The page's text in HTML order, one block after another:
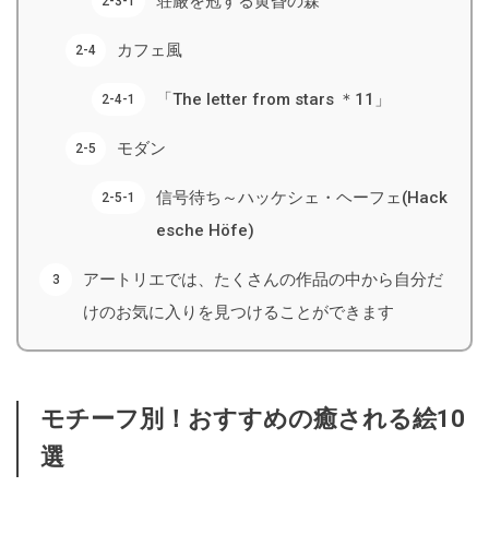
カフェ風
「The letter from stars ＊11」
モダン
信号待ち～ハッケシェ・ヘーフェ(Hack
esche Höfe)
アートリエでは、たくさんの作品の中から自分だ
けのお気に入りを見つけることができます
モチーフ別！おすすめの癒される絵10
選